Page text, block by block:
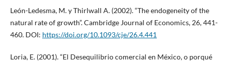
León-Ledesma, M. y Thirlwall A. (2002). “The endogeneity of the
natural rate of growth”. Cambridge Journal of Economics, 26, 441-
460. DOI: https://doi.org/10.1093/cje/26.4.441
Loria, E. (2001). “El Desequilibrio comercial en México, o porqué